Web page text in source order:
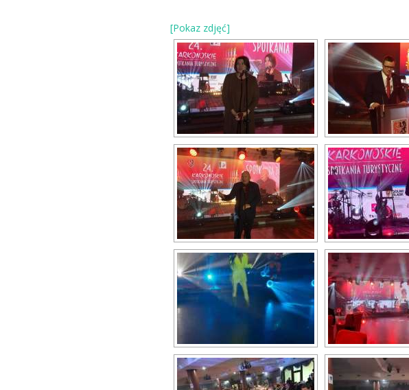
[Pokaz zdjęć]